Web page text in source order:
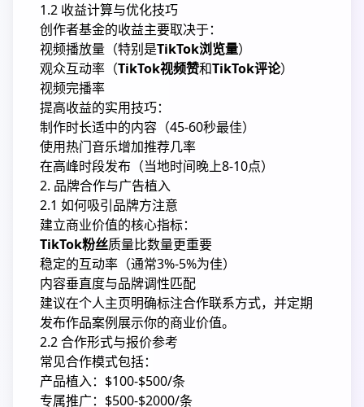
1.2 收益计算与优化技巧
创作者基金的收益主要取决于：
视频播放量（特别是TikTok浏览量）
观众互动率（TikTok视频赞和TikTok评论）
视频完播率
提高收益的实用技巧：
制作时长适中的内容（45-60秒最佳）
使用热门音乐增加推荐几率
在高峰时段发布（当地时间晚上8-10点）
2. 品牌合作与广告植入
2.1 如何吸引品牌方注意
建立商业价值的核心指标：
TikTok粉丝质量比数量更重要
稳定的互动率（通常3%-5%为佳）
内容垂直度与品牌调性匹配
建议在个人主页明确标注合作联系方式，并定期
发布作品案例展示你的商业价值。
2.2 合作形式与报价参考
常见合作模式包括：
产品植入：$100-$500/条
专属推广：$500-$2000/条